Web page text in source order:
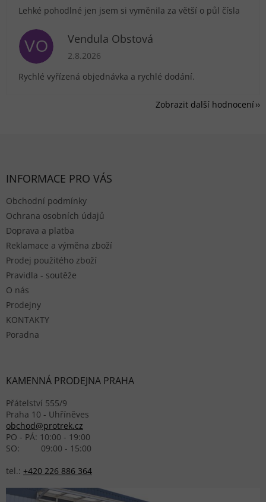
Lehké pohodlné jen jsem si vyměnila za větší o půl čísla
VO Vendula Obstová
Hodnocení obchodu je 5 z 5 hvězdiček.
2.8.2026
Rychlé vyřízená objednávka a rychlé dodání.
Zobrazit další hodnocení
INFORMACE PRO VÁS
Obchodní podmínky
Ochrana osobních údajů
Doprava a platba
Reklamace a výměna zboží
Prodej použitého zboží
Pravidla - soutěže
O nás
Prodejny
KONTAKTY
Poradna
KAMENNÁ PRODEJNA PRAHA
Přátelství 555/9
Praha 10 - Uhříněves
obchod@protrek.cz
PO - PÁ: 10:00 - 19:00
SO: 09:00 - 15:00
tel.: +420 226 886 364